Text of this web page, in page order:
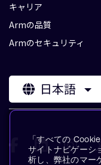
キャリア
Armの品質
Armのセキュリティ
日本語
「すべての
サイトナビゲーシ
析し、弊社のマー